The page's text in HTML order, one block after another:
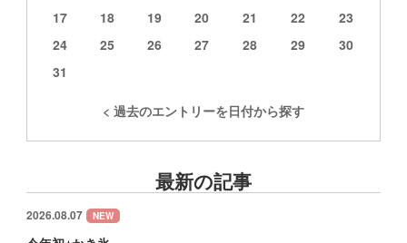
17
18 19 20 21 22
23
24
25 26 27 28 29
30
31
< 過去のエントリーを日付から探す
最新の記事
2026.08.07 NEW